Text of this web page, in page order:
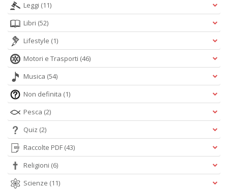
Leggi (11)
Libri (52)
Lifestyle (1)
Motori e Trasporti (46)
Musica (54)
Non definita (1)
Pesca (2)
Quiz (2)
Raccolte PDF (43)
Religioni (6)
Scienze (11)